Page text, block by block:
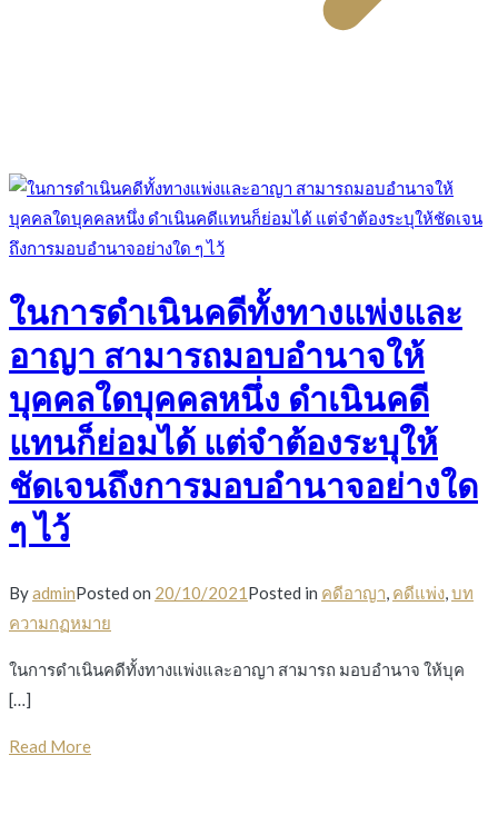
ในการดำเนินคดีทั้งทางแพ่งและ
อาญา สามารถมอบอำนาจให้
บุคคลใดบุคคลหนึ่ง ดำเนินคดี
แทนก็ย่อมได้ แต่จำต้องระบุให้
ชัดเจนถึงการมอบอำนาจอย่างใด
ๆ ไว้
ByadminPosted on 20/10/2021Posted in คดีอาญา, คดีแพ่ง,บท
ความกฏหมาย
ในการดำเนินคดีทั้งทางแพ่งและอาญา สามารถ มอบอำนาจ ให้บุค
[…]
Read More